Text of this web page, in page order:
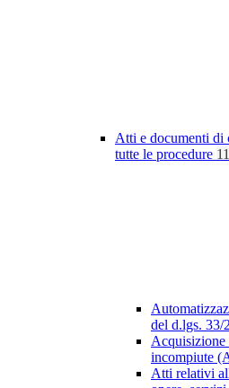
Atti e documenti di
tutte le procedure
del d.lgs. 33/
Acquisizione
incompiute
Atti relativi